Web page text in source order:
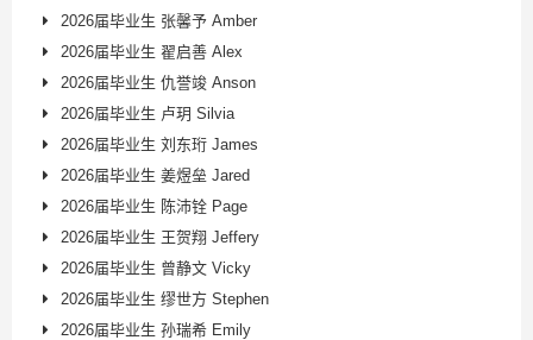
2026届毕业生 张馨予 Amber
2026届毕业生 翟启善 Alex
2026届毕业生 仇誉竣 Anson
2026届毕业生 卢玥 Silvia
2026届毕业生 刘东珩 James
2026届毕业生 姜煜垒 Jared
2026届毕业生 陈沛铨 Page
2026届毕业生 王贺翔 Jeffery
2026届毕业生 曾静文 Vicky
2026届毕业生 缪世方 Stephen
2026届毕业生 孙瑞希 Emily